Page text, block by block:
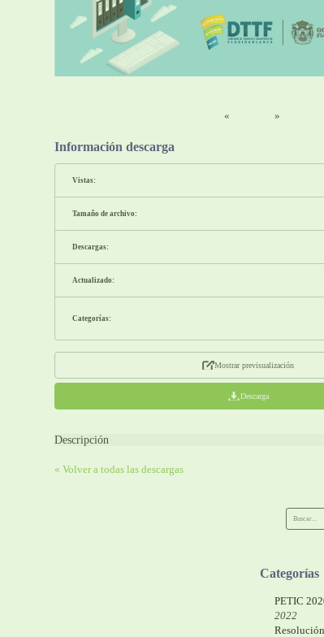
« »
Información descarga
Vistas:
Tamaño de archivo:
Descargas:
Actualizado:
Categorías:
Mostrar previsualización
Descarga
Descripción
« Volver a todas las descargas
Categorías
PETIC
2022